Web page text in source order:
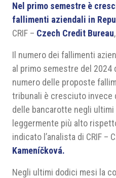
Area riservata
Nel primo semestre è
fallimenti aziendali in
CRIF – Czech Credit Bureau
Il numero dei fallimenti
al primo semestre del 2024
numero delle proposte
tribunali è cresciuto invece
delle bancarotte negli
leggermente più alto
indicato l’analista di CRIF –
Kameníčková.
Negli ultimi dodici mesi la